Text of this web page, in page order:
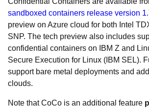
sandboxed containers release version
preview on Azure cloud for both Intel
SNP. The tech preview also includes
confidential containers on IBM Z and
Secure Execution for Linux (IBM SEL).
support bare metal deployments and
clouds.
Note that CoCo is an additional feature